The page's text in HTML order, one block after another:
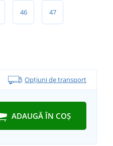
46 47
Opțiuni de transport
ADAUGĂ ÎN COȘ